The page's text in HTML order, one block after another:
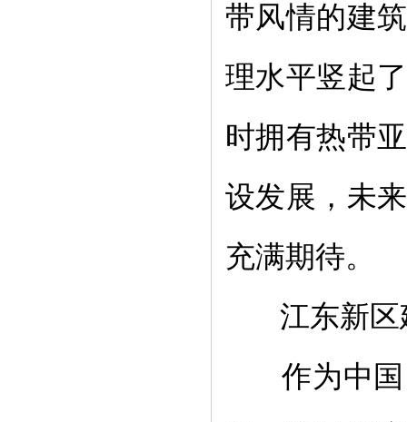
带风情的建
理水平竖起
时拥有热带
设发展，未
充满期待。
江东新
作为中